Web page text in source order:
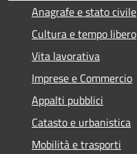
Anagrafe e stato civile
Cultura e tempo libero
Vita lavorativa
Imprese e Commercio
Appalti pubblici
Catasto e urbanistica
Mobilità e trasporti